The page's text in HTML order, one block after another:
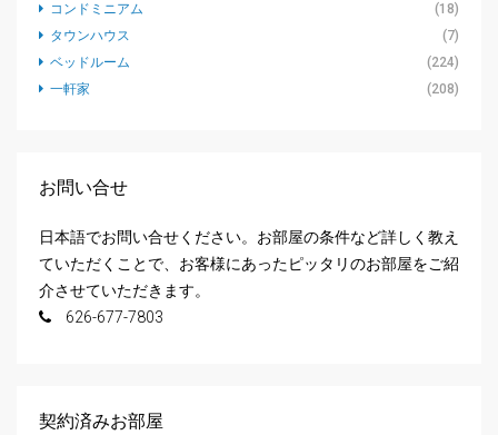
コンドミニアム
(18)
タウンハウス
(7)
ベッドルーム
(224)
一軒家
(208)
お問い合せ
日本語でお問い合せください。お部屋の条件など詳しく教え
ていただくことで、お客様にあったピッタリのお部屋をご紹
介させていただきます。
626-677-7803
契約済みお部屋